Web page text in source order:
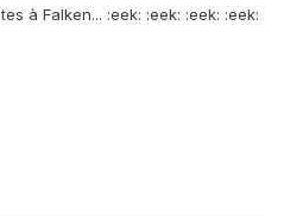
à Falken... :eek: :eek: :eek: :eek: